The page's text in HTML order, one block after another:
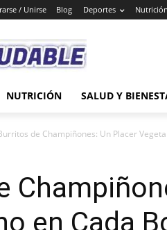
/ Unirse Blog Deportes Nutrición
NUTRICIÓN SALUD Y
de Champiñones: Un Placer
en Cada